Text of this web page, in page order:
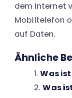
dem Internet
Mobiltelefon
auf Daten.
Ähnliche
Was
Was